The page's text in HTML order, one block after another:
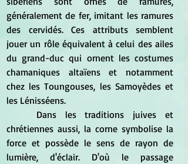
généralement de fer, imitant les ramures
des cervidés. Ces attributs semblent
jouer un rôle équivalent à celui des ailes
du grand-duc qui ornent les costumes
chamaniques altaïens et notamment
chez les Toungouses, les Samoyèdes et
les Lénisséens.
chrétiennes aussi, la corne symbolise la
force et possède le sens de rayon de
lumière, d'éclair. D'où le passage